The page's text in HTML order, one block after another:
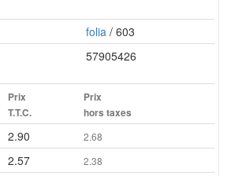
folia / 603
57905426
Prix
T.T.C.
Prix
hors taxes
2.90 2.68
2.57 2.38